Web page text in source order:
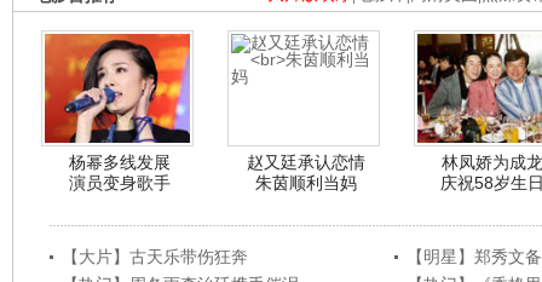
杨幂多线发展
演员变身歌手
赵又廷承认恋情
朱茵顺利当妈
林凤娇为成龙
庆祝58岁生
【大片】古天乐带伤狂奔
【明星】郑秀文